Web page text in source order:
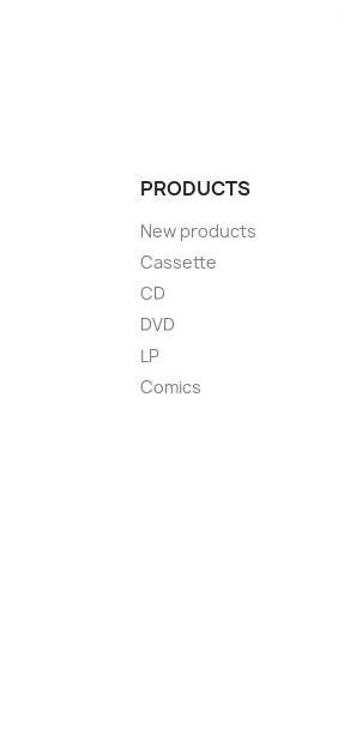
PRODUCTS
New products
Cassette
CD
DVD
LP
Comics